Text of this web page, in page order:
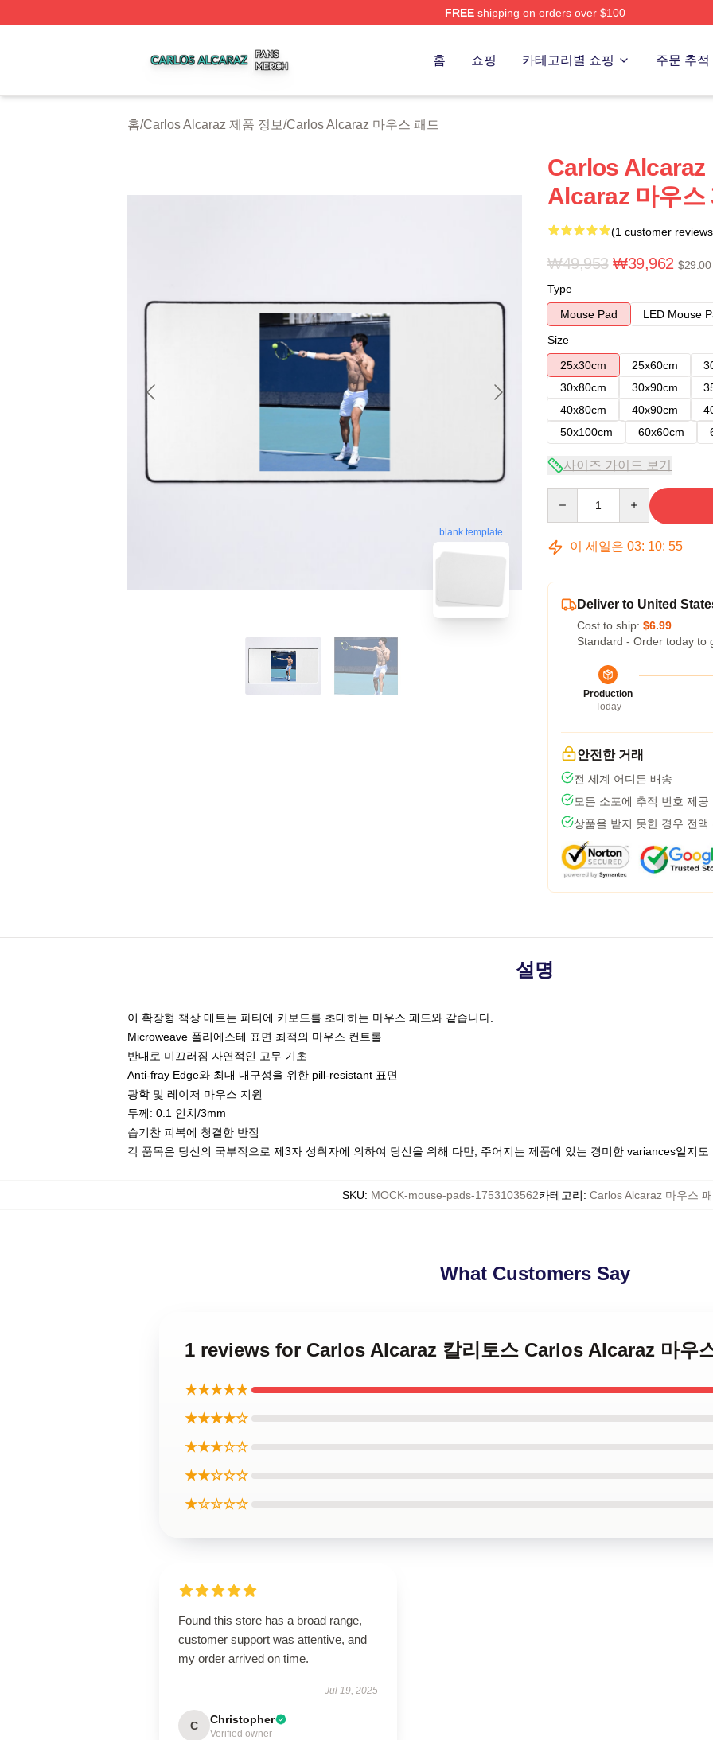
FREEshipping on orders over $100
홈 쇼핑 카테고리별 쇼핑 주문 추적
홈/Carlos Alcaraz 제품 정보/Carlos Alcaraz 마우스 패드
blank template
Carlos Alcaraz
Alcaraz 마우스
(1 customer
₩49,953 ₩39,962 $29.00
Type
Mouse Pad
LED Mouse
Size
25x30cm
25x60cm
30x80cm
30x90cm
40x80cm
40x90cm
50x100cm
60x60cm
사이즈 가이드 보기
이 세일은 03: 10: 54
Deliver to United
Cost to ship: $6.99
Standard - Order today to
Production
Today
안전한 거래
전 세계 어디든 배송
모든 소포에 추적 번호 제공
상품을 받지 못한 경우 전액
설명
이 확장형 책상 매트는 파티에 키보드를 초대하는 마우스 패드와 같습니다.
Microweave 폴리에스테 표면 최적의 마우스 컨트롤
반대로 미끄러짐 자연적인 고무 기초
Anti-fray Edge와 최대 내구성을 위한 pill-resistant 표면
광학 및 레이저 마우스 지원
두께: 0.1 인치/3mm
습기찬 피복에 청결한 반점
각 품목은 당신의 국부적으로 제3자 성취자에 의하여 당신을 위해 다만, 주어지는 제품에 있는 경미한 variances일지도
SKU: MOCK-mouse-pads-1753103562카테고리: Carlos Alcaraz 마우스
What Customers Say
1 reviews for Carlos Alcaraz 칼리토스 Carlos Alcaraz 마우
★★★★★
★★★★☆
★★★☆☆
★★☆☆☆
★☆☆☆☆
Found this store has a broad range,
customer support was attentive, and
my order arrived on time.
Jul 19, 2025
C Christopher
Verified owner